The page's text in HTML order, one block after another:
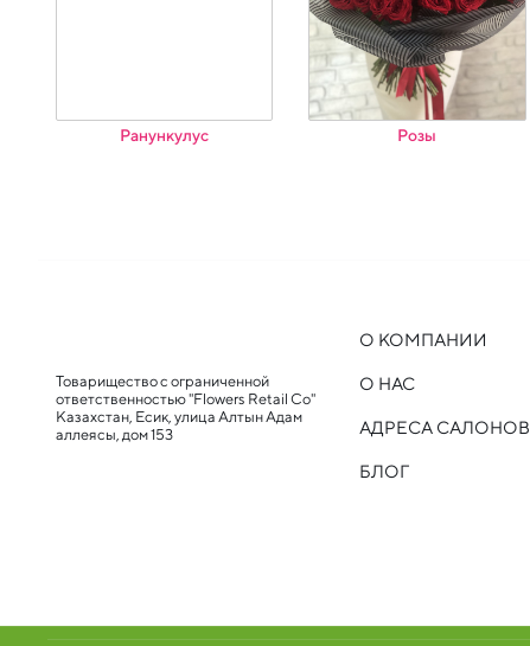
Ранункулус Розы
Товарищество с ограниченной
ответственностью "Flowers Retail Co"
Казахстан, Есик, улица Алтын Адам
аллеясы, дом 153
О КОМПАНИИ
О НАС
АДРЕСА САЛОНОВ
БЛОГ